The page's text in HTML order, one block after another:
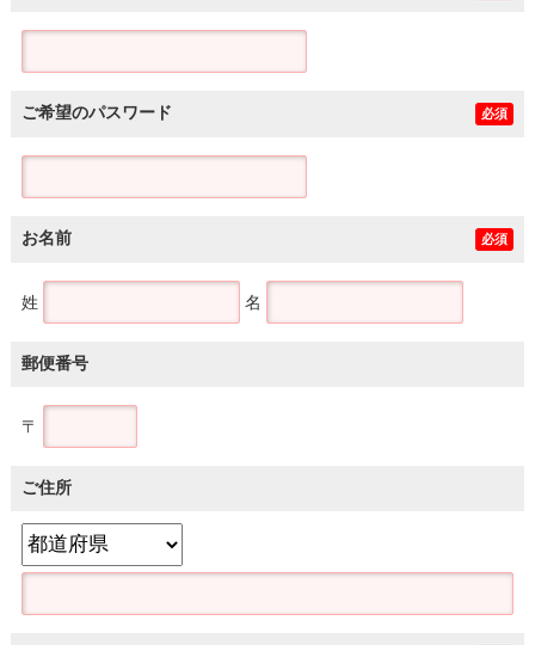
ご希望のパスワード 必須
お名前 必須
姓 名
郵便番号
〒
ご住所